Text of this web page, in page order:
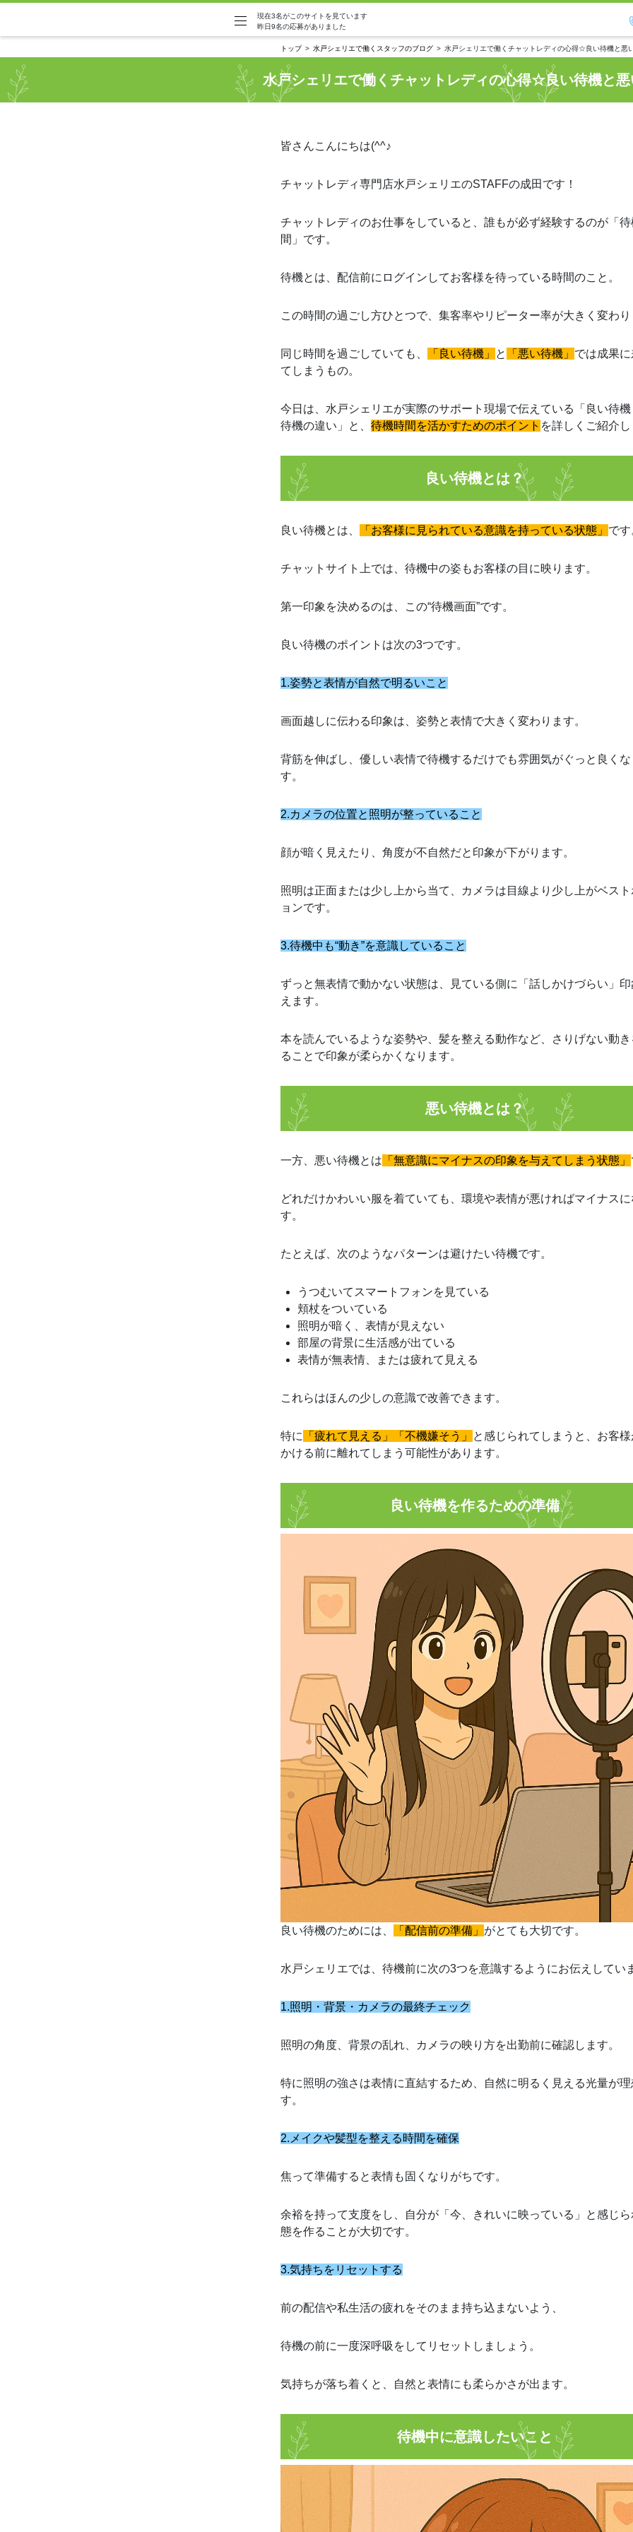
現在3名がこのサイトを見ています
昨日9名の応募がありました
トップ 水戸シェリエで働くスタッフのブログ 水戸シェリエで働くチャットレディの心得☆良い待機と悪
水戸シェリエで働くチャットレディの心得☆良い待機と
皆さんこんにちは(^^♪
チャットレディ専門店水戸シェリエのSTAFFの成田です！
チャットレディのお仕事をしていると、誰もが必ず経験するのが「
間」です。
待機とは、配信前にログインしてお客様を待っている時間のこと。
この時間の過ごし方ひとつで、集客率やリピーター率が大きく変わ
同じ時間を過ごしていても、 「良い待機」 と 「悪い待機」 では成果
てしまうもの。
今日は、水戸シェリエが実際のサポート現場で伝えている「良い待
待機の違い」と、 待機時間を活かすためのポイント を詳しくご紹介
良い待機とは？
良い待機とは、 「お客様に見られている意識を持っている状態」 で
チャットサイト上では、待機中の姿もお客様の目に映ります。
第一印象を決めるのは、この“待機画面”です。
良い待機のポイントは次の3つです。
1.姿勢と表情が自然で明るいこと
画面越しに伝わる印象は、姿勢と表情で大きく変わります。
背筋を伸ばし、優しい表情で待機するだけでも雰囲気がぐっと良く
す。
2.カメラの位置と照明が整っていること
顔が暗く見えたり、角度が不自然だと印象が下がります。
照明は正面または少し上から当て、カメラは目線より少し上がベス
ョンです。
3.待機中も“動き”を意識していること
ずっと無表情で動かない状態は、見ている側に「話しかけづらい」
えます。
本を読んでいるような姿勢や、髪を整える動作など、さりげない動
ることで印象が柔らかくなります。
悪い待機とは？
一方、悪い待機とは 「無意識にマイナスの印象を与えてしまう状態」
どれだけかわいい服を着ていても、環境や表情が悪ければマイナス
す。
たとえば、次のようなパターンは避けたい待機です。
うつむいてスマートフォンを見ている
頬杖をついている
照明が暗く、表情が見えない
部屋の背景に生活感が出ている
表情が無表情、または疲れて見える
これらはほんの少しの意識で改善できます。
特に 「疲れて見える」「不機嫌そう」
と感じられてしまうと、お客
かける前に離れてしまう可能性があります。
良い待機を作るための準備
良い待機のためには、 「配信前の準備」 がとても大切です。
水戸シェリエでは、待機前に次の3つを意識するようにお伝えしてい
1.照明・背景・カメラの最終チェック
照明の角度、背景の乱れ、カメラの映り方を出勤前に確認します。
特に照明の強さは表情に直結するため、自然に明るく見える光量が
す。
2.メイクや髪型を整える時間を確保
焦って準備すると表情も固くなりがちです。
余裕を持って支度をし、自分が「今、きれいに映っている」と感じ
態を作ることが大切です。
3.気持ちをリセットする
前の配信や私生活の疲れをそのまま持ち込まないよう、
待機の前に一度深呼吸をしてリセットしましょう。
気持ちが落ち着くと、自然と表情にも柔らかさが出ます。
待機中に意識したいこと